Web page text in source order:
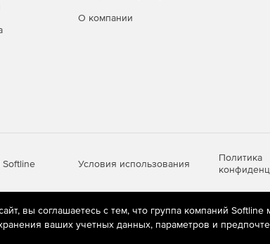
О компании
Условия использования
Политика
технологии
(информационные технологии
пользователей сети «Интернет», находящихся на
вы соглашаетесь с тем, что группа компаний Softline
ваших учетных данных, параметров и